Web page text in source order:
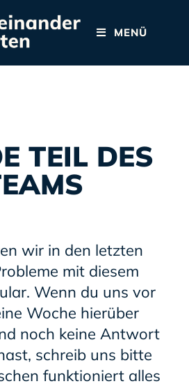
MENÜ
TEIL DES
wir in den letzten
mit diesem
Wenn du uns vor
Woche hierüber
noch keine Antwort
schreib uns bitte
funktioniert alles